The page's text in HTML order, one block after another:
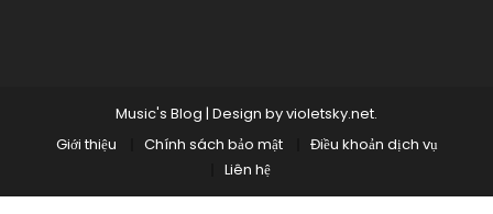
Music's Blog | Design byvioletsky.net.
Giới thiệu
Chính sách bảo mật
Điều khoản dịch vụ
Liên hệ